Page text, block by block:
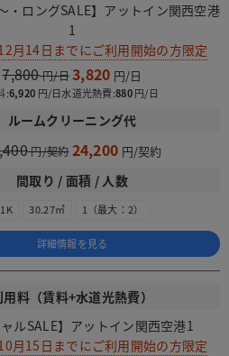
・ロングSALE】アットイン関西空港
1
月14日までにご利用開始の方限定
7,800 3,820
:6,920 水道光熱費:880
ルームクリーニング代
24,200
間取り / 面積 / 人数
1K 30.27㎡ 1（最大：2）
詳細情報を見る
用料（賃料+水道光熱費）
ャルSALE】アットイン関西空港1
月15日までにご利用開始の方限定